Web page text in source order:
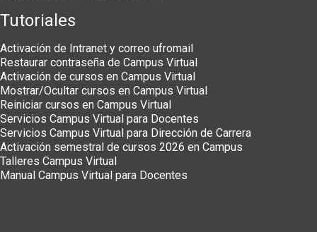
Tutoriales
Activación de Intranet y correo ufromail
Restaurar contraseña de Campus Virtual
Activación de cursos en Campus Virtual
Mostrar/Ocultar cursos en Campus Virtual
Reiniciar cursos en Campus Virtual
Servicios Campus Virtual para Docentes
Servicios Campus Virtual para Dirección de Carrera
Activación semestral de cursos 2026 en Campus
Talleres Campus Virtual
Manual Campus Virtual para Docentes